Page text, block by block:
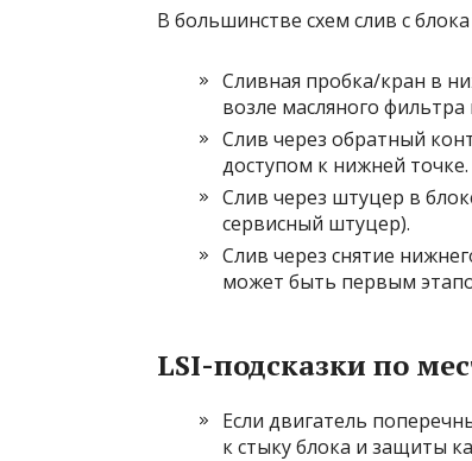
В большинстве схем слив с
Сливная пробка/кран в
возле масляного
Слив через обратный
доступом к нижней точке.
Слив через штуцер в
сервисный штуцер).
Слив через снятие
может быть первым
LSI-подсказки по
Если двигатель
к стыку блока и защиты